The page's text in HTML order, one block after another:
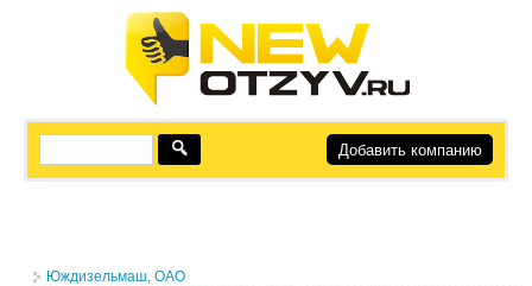
Добавить компанию
Юждизельмаш, ОАО